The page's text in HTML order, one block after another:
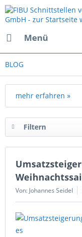
Menü
BLOG
mehr erfahren »
Filtern
Von: Johannes Seidel